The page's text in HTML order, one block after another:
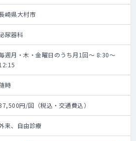
崎県大村市
尿器科
週月・木・金曜日のうち月1回～ 8:30～
時
円/回（税込・交通費込）
来、自由診療